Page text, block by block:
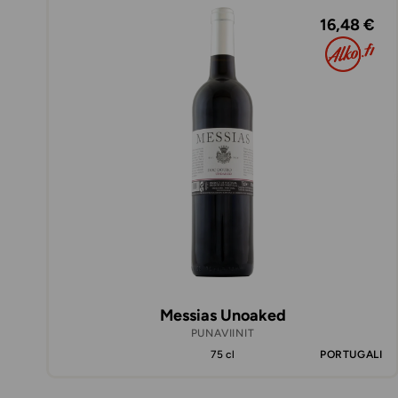
16,48 €
Messias Unoaked
PUNAVIINIT
75 cl
PORTUGALI